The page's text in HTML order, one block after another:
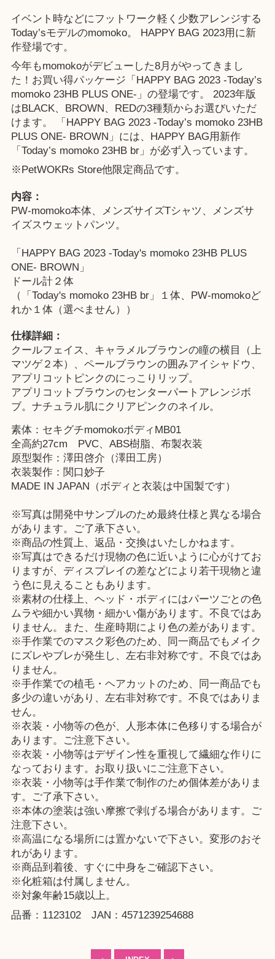
イベント時などにフットワーク軽く少数アレンジする
Today’sモデルのmomoko。 HAPPY BAG 2023用に新
作登場です。
今年もmomokoがデビューした8月がやってきまし
た！お買い得パッケージ「HAPPY BAG 2023 -Today’s
momoko 23HB PLUS ONE-」の登場です。 2023年版
はBLACK、BROWN、REDの3種類からお選びいただ
けます。 「HAPPY BAG 2023 -Today’s momoko 23HB
PLUS ONE- BROWN」には、HAPPY BAG用新作
「Today’s momoko 23HB br」が必ず入っています。
※ PetWOKRs Store他限定商品です。
内容：
PW-momoko本体、メンズサイズTシャツ、メンズサ
イズスウェットパンツ。
「HAPPY BAG 2023 -Today's momoko 23HB PLUS
ONE- BROWN」
ドール計２体
（「Today's momoko 23HB br」１体、PW-momokoど
れか１体（選べません））
仕様詳細：
クールフェイス、キャラメルブラウンの瞳の横目（上
マツゲ２本）、ペールブラウンの囲みアイシャドウ、
アプリコットピンクのにっこりリップ。
アプリコットブラウンのセンターパートアレンジボ
ブ。ナチュラル肌にクリアピンクのネイル。
素体：セキグチmomokoボディMB01
全高約27cm PVC、ABS樹脂、布製衣装
原型製作：澤田啓介（澤田工房）
衣装製作：関口妙子
MADE IN JAPAN（ボディと衣装は中国製です）
※写真は開発中サンプルのため最終仕様と異なる場合
があります。ご了承下さい。
※商品の性質上、返品・交換はいたしかねます。
※写真はできるだけ現物の色に近いように心がけてお
りますが、ディスプレイの差などにより若干現物と違
う色に見えることもあります。
※素材の仕様上、ヘッド・ボディにはパーツごとの色
ムラや細かい異物・細かい傷があります。不良ではあ
りません。また、生産時期により色の差があります。
※手作業でのマスク彩色のため、同一商品でもメイク
にズレやブレが発生し、左右非対称です。不良ではあ
りません。
※手作業での植毛・ヘアカットのため、同一商品でも
多少の違いがあり、左右非対称です。不良ではありま
せん。
※衣装・小物等の色が、人形本体に色移りする場合が
あります。ご注意下さい。
※衣装・小物等はデザイン性を重視して繊細な作りに
なっております。お取り扱いにご注意下さい。
※衣装・小物等は手作業で制作のため個体差がありま
す。ご了承下さい。
※本体の塗装は強い摩擦で剥げる場合があります。ご
注意下さい。
※高温になる場所には置かないで下さい。変形のおそ
れがあります。
※商品到着後、すぐに中身をご確認下さい。
※化粧箱は付属しません。
※対象年齢15歳以上。
品番：1123102 JAN：4571239254688